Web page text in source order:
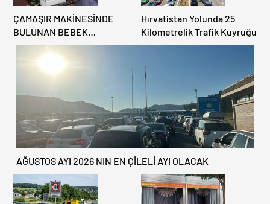
ÇAMAŞIR MAKİNESİNDE
BULUNAN BEBEK
CENAZESİ ŞOK ETTİ
Hırvatistan Yolunda 25
Kilometrelik Trafik Kuyruğu
AĞUSTOS AYI 2026 NIN EN ÇİLELİ AYI OLACAK